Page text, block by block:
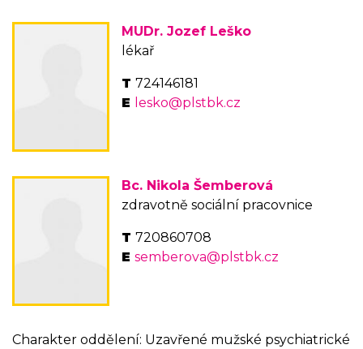
MUDr. Jozef Leško
lékař
724146181
lesko@plstbk.cz
Bc. Nikola Šemberová
zdravotně sociální pracovnice
720860708
semberova@plstbk.cz
Charakter oddělení: Uzavřené mužské psychiatrické